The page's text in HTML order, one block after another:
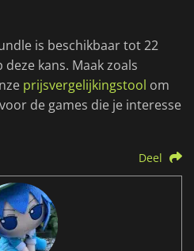
is beschikbaar tot 22
kans. Maak zoals
prijsvergelijkingstool om
de games die je interesse
Deel